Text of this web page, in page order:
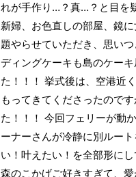
れが手作り…？真…？と目を
新婦、お色直しの部屋、鏡
題やらせていただき、思い
ディングケーキも島のケー
た！！！ 挙式後は、空港近
もってきてくださったので
た！！！ 今回フェリーが動
ーナーさんが冷静に別ルー
い！叶えたい！を全部形に
森のこかげご好きすぎて、